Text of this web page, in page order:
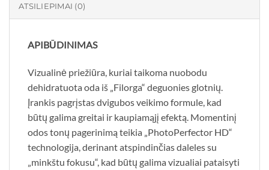
ATSILIEPIMAI (0)
APIBŪDINIMAS
Vizualinė priežiūra, kuriai taikoma nuobodu
dehidratuota oda iš „Filorga“ deguonies glotnių.
Įrankis pagrįstas dvigubos veikimo formule, kad
būtų galima greitai ir kaupiamąjį efektą. Momentinį
odos tonų pagerinimą teikia „PhotoPerfector HD“
technologija, derinant atspindinčias daleles su
„minkštu fokusu“, kad būtų galima vizualiai pataisyti